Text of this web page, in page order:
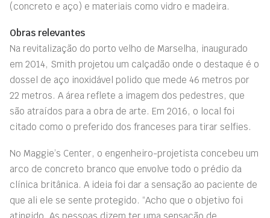
(concreto e aço) e materiais como vidro e madeira.
Obras relevantes
Na revitalização do porto velho de Marselha, inaugurado
em 2014, Smith projetou um calçadão onde o destaque é o
dossel de aço inoxidável polido que mede 46 metros por
22 metros. A área reflete a imagem dos pedestres, que
são atraídos para a obra de arte. Em 2016, o local foi
citado como o preferido dos franceses para tirar selfies.
No Maggie’s Center, o engenheiro-projetista concebeu um
arco de concreto branco que envolve todo o prédio da
clínica britânica. A ideia foi dar a sensação ao paciente de
que ali ele se sente protegido. “Acho que o objetivo foi